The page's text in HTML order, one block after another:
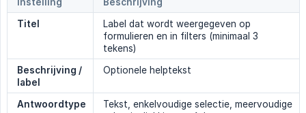
Titel
Label dat wordt weergegeven op
formulieren en in filters (minimaal 3
tekens)
Beschrijving /
label
Optionele helptekst
Antwoordtype
Tekst, enkelvoudige selectie, meervoudige